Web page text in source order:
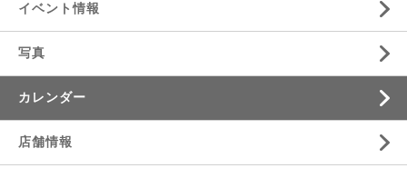
イベント情報
写真
カレンダー
店舗情報